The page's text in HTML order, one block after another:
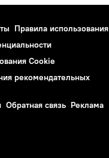
Правила использования
Cookie
рекомендательных
Обратная связь Реклама